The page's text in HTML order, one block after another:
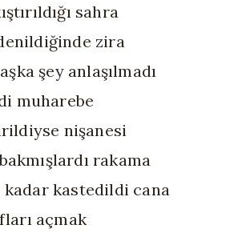
sahra
zira
şey anlaşılmadı
muharebe
nişanesi
rakama
kastedildi cana
açmak